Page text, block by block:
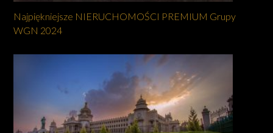
Najpiękniejsze NIERUCHOMOŚCI PREMIUM Grupy
WGN 2024